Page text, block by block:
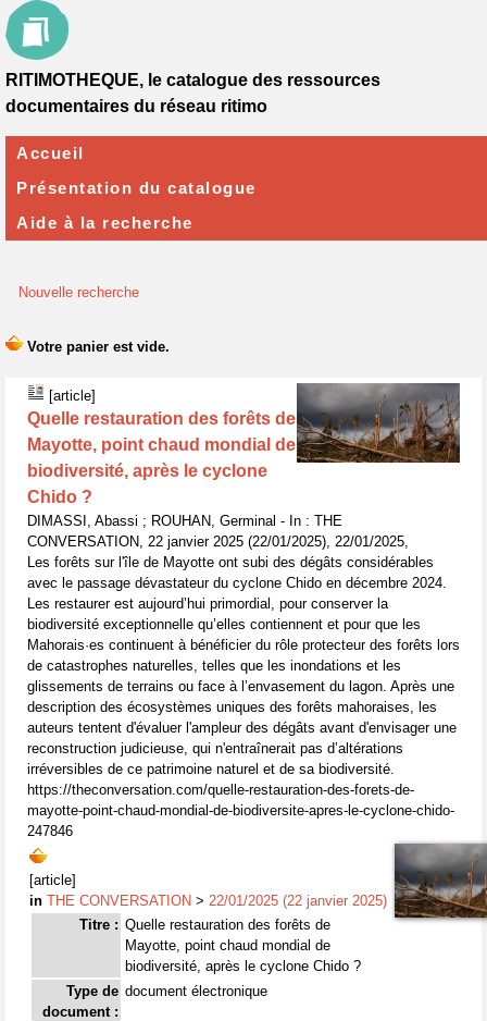
Nouvelle recherche
[article]
Quelle restauration des forêts de
Mayotte, point chaud mondial de
biodiversité, après le cyclone
Chido ?
DIMASSI, Abassi ; ROUHAN, Germinal - In : THE
CONVERSATION, 22 janvier 2025 (22/01/2025), 22/01/2025,
Les forêts sur l'île de Mayotte ont subi des dégâts considérables
avec le passage dévastateur du cyclone Chido en décembre 2024.
Les restaurer est aujourd’hui primordial, pour conserver la
biodiversité exceptionnelle qu’elles contiennent et pour que les
Mahorais·es continuent à bénéficier du rôle protecteur des forêts lors
de catastrophes naturelles, telles que les inondations et les
glissements de terrains ou face à l’envasement du lagon. Après une
description des écosystèmes uniques des forêts mahoraises, les
auteurs tentent d'évaluer l'ampleur des dégâts avant d'envisager une
reconstruction judicieuse, qui n'entraînerait pas d’altérations
irréversibles de ce patrimoine naturel et de sa biodiversité.
https://theconversation.com/quelle-restauration-des-forets-de-
mayotte-point-chaud-mondial-de-biodiversite-apres-le-cyclone-chido-
247846
[article]
in THE CONVERSATION > 22/01/2025 (22 janvier 2025)
Titre : Quelle restauration des forêts de
Mayotte, point chaud mondial de
biodiversité, après le cyclone Chido ?
Type de
document :
document électronique
RITIMOTHEQUE, le catalogue des ressources
documentaires du réseau ritimo
Accueil
Présentation du catalogue
Aide à la recherche